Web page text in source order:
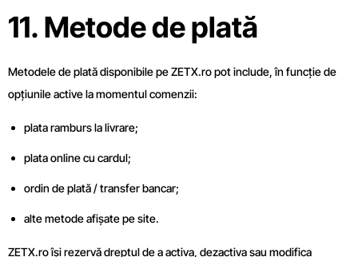
11. Metode de plată
Metodele de plată disponibile pe ZETX.ro pot include, în funcție de
opțiunile active la momentul comenzii:
plata ramburs la livrare;
plata online cu cardul;
ordin de plată / transfer bancar;
alte metode afișate pe site.
ZETX.ro își rezervă dreptul de a activa, dezactiva sau modifica